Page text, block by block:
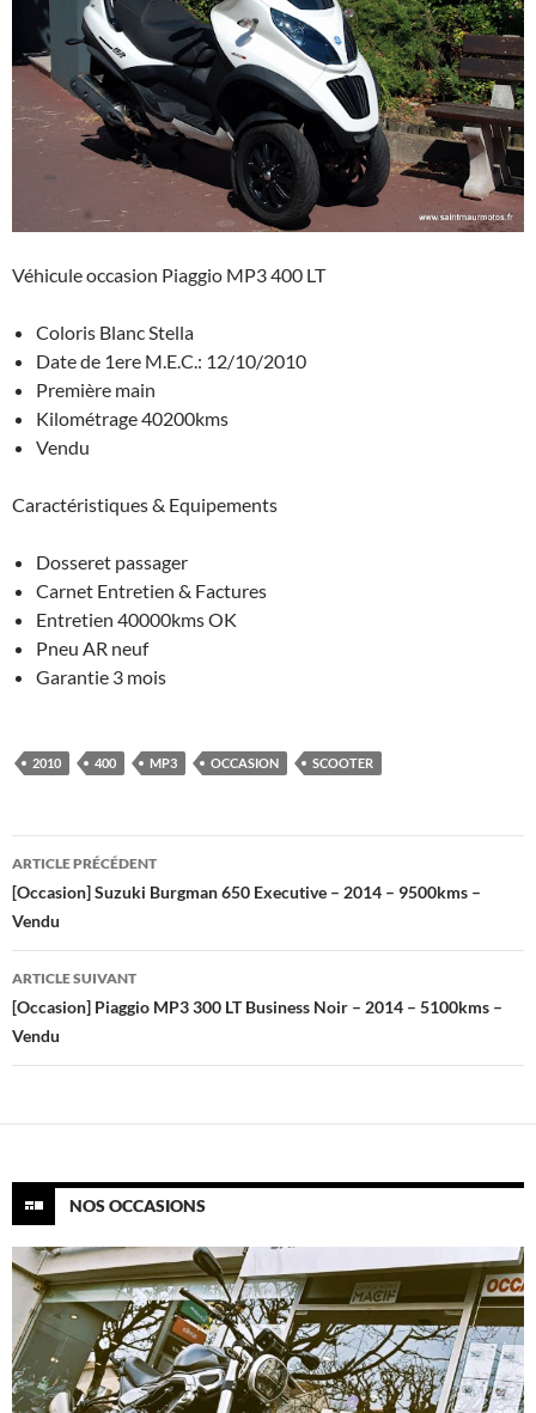
p
p
er o
k
h
at
Véhicule occasion Piaggio MP3 400 LT
Coloris Blanc Stella
Date de 1ere M.E.C.: 12/10/2010
Première main
Kilométrage 40200kms
Vendu
Caractéristiques & Equipements
Dosseret passager
Carnet Entretien & Factures
Entretien 40000kms OK
Pneu AR neuf
Garantie 3 mois
2010 400 MP3 OCCASION SCOOTER
Navigation
des
articles
ARTICLE PRÉCÉDENT
[Occasion] Suzuki Burgman 650 Executive – 2014 – 9500kms –
Vendu
ARTICLE SUIVANT
[Occasion] Piaggio MP3 300 LT Business Noir – 2014 – 5100kms –
Vendu
NOS OCCASIONS